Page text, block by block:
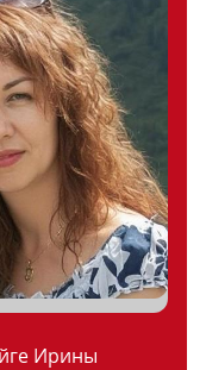
Ирины